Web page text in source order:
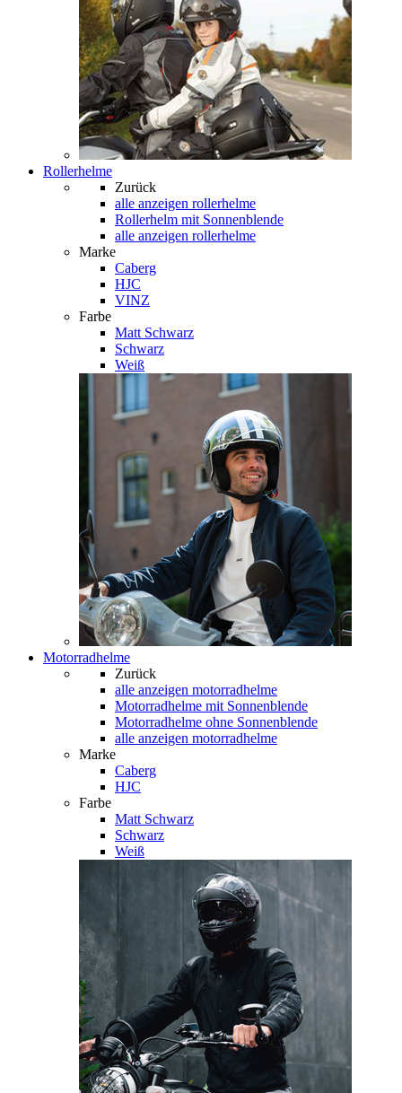
Rollerhelme
Zurück
alle anzeigen rollerhelme
Rollerhelm mit Sonnenblende
alle anzeigen rollerhelme
Marke
Caberg
HJC
VINZ
Farbe
Matt Schwarz
Schwarz
Weiß
Motorradhelme
Zurück
alle anzeigen motorradhelme
Motorradhelme mit Sonnenblende
Motorradhelme ohne Sonnenblende
alle anzeigen motorradhelme
Marke
Caberg
HJC
Farbe
Matt Schwarz
Schwarz
Weiß